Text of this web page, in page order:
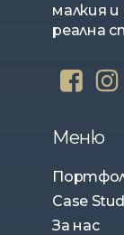
малкия и
реална
Меню
Case
За нас